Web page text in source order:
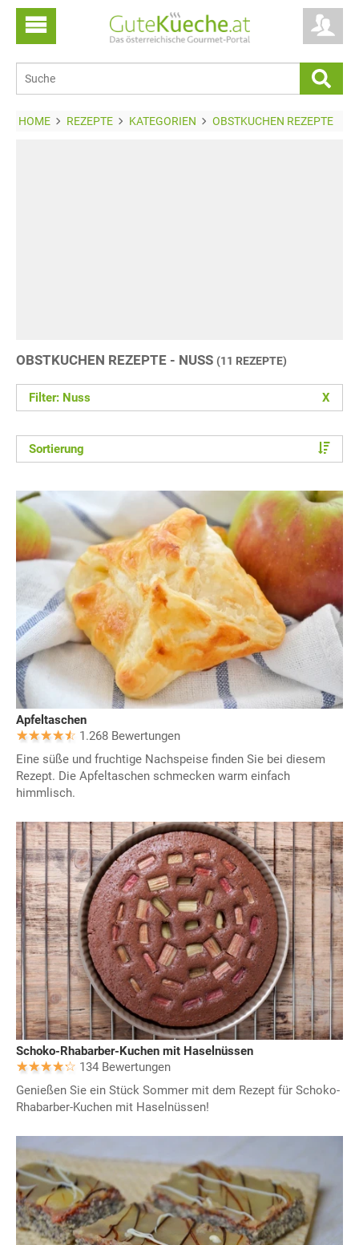
HOME REZEPTE KATEGORIEN OBSTKUCHEN REZEPTE
OBSTKUCHEN REZEPTE - NUSS (11 REZEPTE)
Filter: Nuss X
Sortierung
Apfeltaschen
1.268 Bewertungen
Eine süße und fruchtige Nachspeise finden Sie bei diesem
Rezept. Die Apfeltaschen schmecken warm einfach
himmlisch.
Schoko-Rhabarber-Kuchen mit Haselnüssen
134 Bewertungen
Genießen Sie ein Stück Sommer mit dem Rezept für Schoko-
Rhabarber-Kuchen mit Haselnüssen!